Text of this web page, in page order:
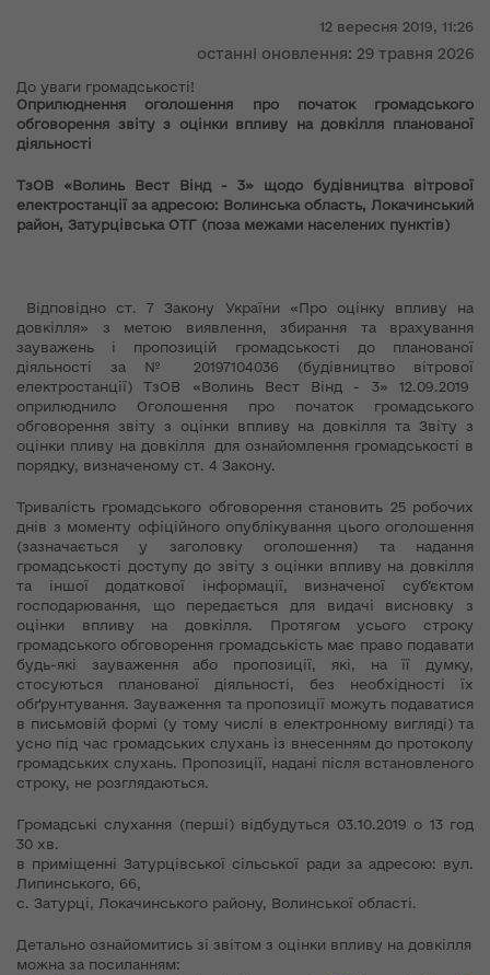
12 вересня 2019, 11:26
останні оновлення: 29 травня 2026
До уваги громадськості!
Оприлюднення
оголошення про початок громадського
обговорення звіту з оцінки впливу на довкілля планованої
діяльності
ТзОВ «Волинь Вест Вінд - 3» щодо будівництва вітрової
електростанції за адресою: Волинська область, Локачинський
район, Затурцівська ОТГ (поза межами населених пунктів)
Відповідно ст. 7 Закону України «Про оцінку впливу на
довкілля» з метою виявлення, збирання та врахування
зауважень і пропозицій громадськості до планованої
діяльності за № 20197104036 (будівництво вітрової
електростанції) ТзОВ «Волинь Вест Вінд - 3» 12.09.2019
оприлюднило Оголошення про початок громадського
обговорення звіту з оцінки впливу на довкілля та Звіту з
оцінки пливу на довкілля для ознайомлення громадськості в
порядку, визначеному ст. 4 Закону.
Тривалість громадського обговорення становить 25 робочих
днів з моменту офіційного опублікування цього оголошення
(зазначається у заголовку оголошення) та надання
громадськості доступу до звіту з оцінки впливу на довкілля
та іншої додаткової інформації, визначеної суб’єктом
господарювання, що передається для видачі висновку з
оцінки впливу на довкілля. Протягом усього строку
громадського обговорення громадськість має право подавати
будь-які зауваження або пропозиції, які, на її думку,
стосуються планованої діяльності, без необхідності їх
обґрунтування. Зауваження та пропозиції можуть подаватися
в письмовій формі (у тому числі в електронному вигляді) та
усно під час громадських слухань із внесенням до протоколу
громадських слухань. Пропозиції, надані після встановленого
строку, не розглядаються.
Громадські слухання (перші) відбудуться 03.10.2019 о 13 год
30 хв.
в приміщенні Затурцівської сільської ради за адресою: вул.
Липинського, 66,
с. Затурці, Локачинського району, Волинської області.
Детально ознайомитись зі звітом з оцінки впливу на довкілля
можна за посиланням: